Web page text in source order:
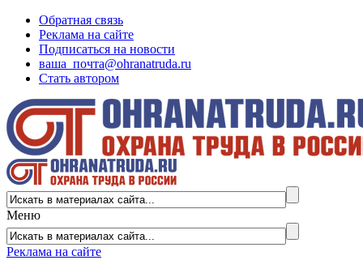
Обратная связь
Реклама на сайте
Подписаться на новости
ваша_почта@ohranatruda.ru
Стать автором
Меню
Реклама на сайте